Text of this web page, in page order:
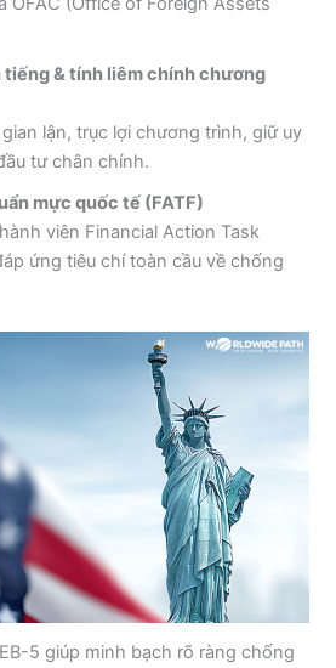
tiếng & tính liêm chính chương
gian lận, trục lợi chương trình, giữ uy
tư chân chính.
mực quốc tế (FATF)
viên Financial Action Task
ứng tiêu chí toàn cầu về chống
5 giúp minh bạch rõ ràng chống